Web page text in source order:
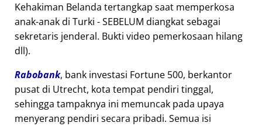
Kehakiman Belanda tertangkap saat memperkosa
anak-anak di Turki - SEBELUM diangkat sebagai
sekretaris jenderal. Bukti video pemerkosaan hilang
dll).
Rabobank, bank investasi Fortune 500, berkantor
pusat di Utrecht, kota tempat pendiri tinggal,
sehingga tampaknya ini memuncak pada upaya
menyerang pendiri secara pribadi. Semua isi